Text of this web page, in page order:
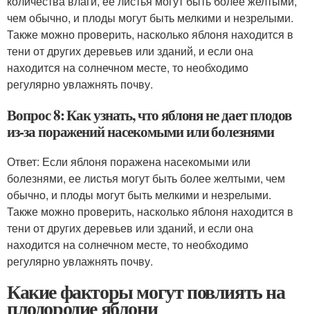
чем обычно, и плоды могут быть мелкими и незрелыми.
Также можно проверить, насколько яблоня находится в
тени от других деревьев или зданий, и если она
находится на солнечном месте, то необходимо
регулярно увлажнять почву.
Вопрос 8: Как узнать, что яблоня не дает плодов
из-за поражений насекомыми или болезнями
Ответ: Если яблоня поражена насекомыми или
болезнями, ее листья могут быть более желтыми, чем
обычно, и плоды могут быть мелкими и незрелыми.
Также можно проверить, насколько яблоня находится в
тени от других деревьев или зданий, и если она
находится на солнечном месте, то необходимо
регулярно увлажнять почву.
Какие факторы могут повлиять на
плодородие яблони